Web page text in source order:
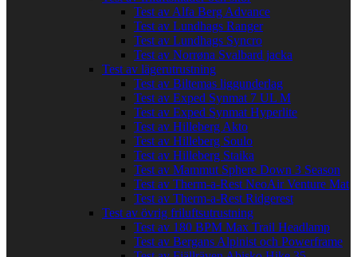
Test av Alfa Berg Advance
Test av Lundhags Ranger
Test av Lundhags Syncro
Test av Norrøna Svalbard jacka
Test av lägerutrustning
Test av Biltemas liggunderlag
Test av Exped Synmat 7 UL M
Test av Exped Synmat Hyperlite
Test av Hilleberg Akto
Test av Hilleberg Soulo
Test av Hilleberg Staika
Test av Mammut Sphere Down 3 Season
Test av Therm-a-Rest NeoAir Venture Mat
Test av Therm-a-Rest Ridgerest
Test av övrig friluftsutrustning
Test av 180 BPM Max Trail Headlamp
Test av Bergans Alpinist och Powerframe